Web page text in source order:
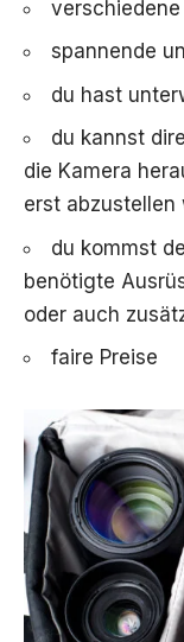
spannende
du hast
du kannst
die Kamera
erst abzustellen
du kommst
benötigte
oder auch
faire Preise